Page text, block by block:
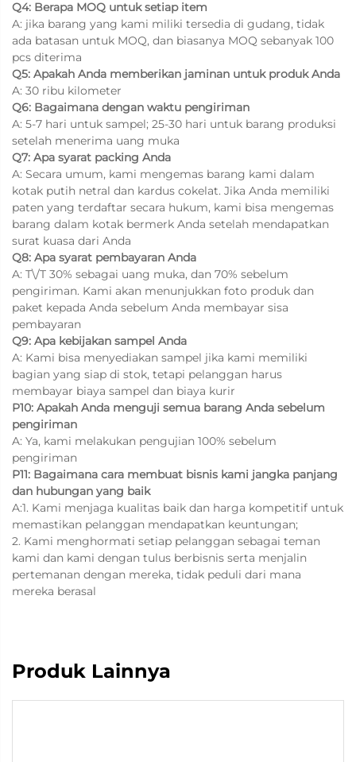
Q4: Berapa MOQ untuk setiap item
A: jika barang yang kami miliki tersedia di gudang, tidak
ada batasan untuk MOQ, dan biasanya MOQ sebanyak 100
pcs diterima
Q5: Apakah Anda memberikan jaminan untuk produk Anda
A: 30 ribu kilometer
Q6: Bagaimana dengan waktu pengiriman
A: 5-7 hari untuk sampel; 25-30 hari untuk barang produksi
setelah menerima uang muka
Q7: Apa syarat packing Anda
A: Secara umum, kami mengemas barang kami dalam
kotak putih netral dan kardus cokelat. Jika Anda memiliki
paten yang terdaftar secara hukum, kami bisa mengemas
barang dalam kotak bermerk Anda setelah mendapatkan
surat kuasa dari Anda
Q8: Apa syarat pembayaran Anda
A: T\/T 30% sebagai uang muka, dan 70% sebelum
pengiriman. Kami akan menunjukkan foto produk dan
paket kepada Anda sebelum Anda membayar sisa
pembayaran
Q9: Apa kebijakan sampel Anda
A: Kami bisa menyediakan sampel jika kami memiliki
bagian yang siap di stok, tetapi pelanggan harus
membayar biaya sampel dan biaya kurir
P10: Apakah Anda menguji semua barang Anda sebelum
pengiriman
A: Ya, kami melakukan pengujian 100% sebelum
pengiriman
P11: Bagaimana cara membuat bisnis kami jangka panjang
dan hubungan yang baik
A:1. Kami menjaga kualitas baik dan harga kompetitif untuk
memastikan pelanggan mendapatkan keuntungan;
2. Kami menghormati setiap pelanggan sebagai teman
kami dan kami dengan tulus berbisnis serta menjalin
pertemanan dengan mereka, tidak peduli dari mana
mereka berasal
Produk Lainnya